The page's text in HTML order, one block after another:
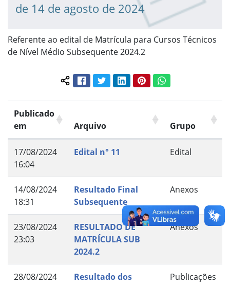
de 14 de agosto de 2024
Referente ao edital de Matrícula para Cursos Técnicos
de Nível Médio Subsequente 2024.2
Compartilhar conteúdo:
FacebookTwitterLinkedInPinterestWhatsApp
Publicado
em
Arquivo Grupo
17/08/2024
16:04
Edital n° 11 Edital
14/08/2024
18:31
Resultado Final
Subsequente
Anexos
23/08/2024
23:03
RESULTADO DE
MATRÍCULA SUB
2024.2
Anexos
28/08/2024
Resultado dos
Publicações